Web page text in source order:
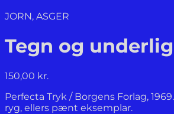
JORN, ASGER
Tegn og
150,00 kr.
Perfecta Tryk / Borgens Forlag,
ryg, ellers pænt eksemplar.